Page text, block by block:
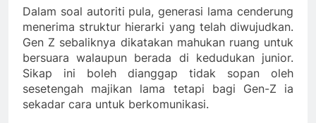
Dalam soal autoriti pula, generasi lama cenderung
menerima struktur hierarki yang telah diwujudkan.
Gen Z sebaliknya dikatakan mahukan ruang untuk
bersuara walaupun berada di kedudukan junior.
Sikap ini boleh dianggap tidak sopan oleh
sesetengah majikan lama tetapi bagi Gen-Z ia
sekadar cara untuk berkomunikasi.